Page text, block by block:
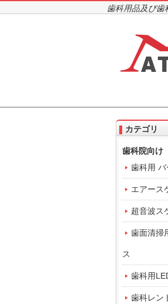
歯科用品及び歯
カテゴリ
歯科院向け
歯科用 バ
エアース
超音波ス
歯面清掃
ス
歯科用
歯科レン